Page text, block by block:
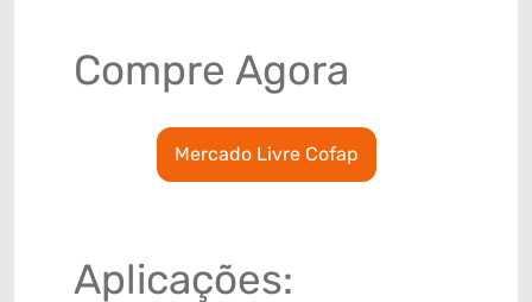
Compre Agora
Mercado Livre Cofap
Aplicações: